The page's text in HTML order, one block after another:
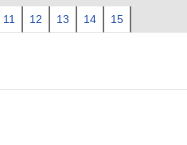
11 12 13 14 15